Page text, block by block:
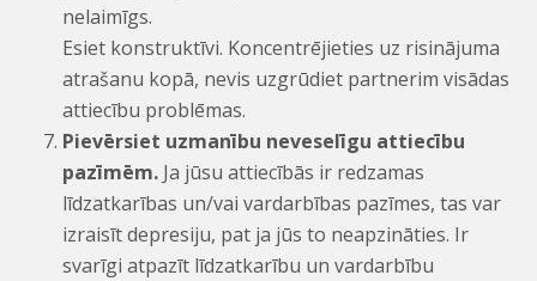
nelaimīgs.
Esiet konstruktīvi. Koncentrējieties uz risinājuma
atrašanu kopā, nevis uzgrūdiet partnerim visādas
attiecību problēmas.
Pievērsiet uzmanību neveselīgu attiecību
pazīmēm. Ja jūsu attiecībās ir redzamas
līdzatkarības un/vai vardarbības pazīmes, tas var
izraisīt depresiju, pat ja jūs to neapzināties. Ir
svarīgi atpazīt līdzatkarību un vardarbību